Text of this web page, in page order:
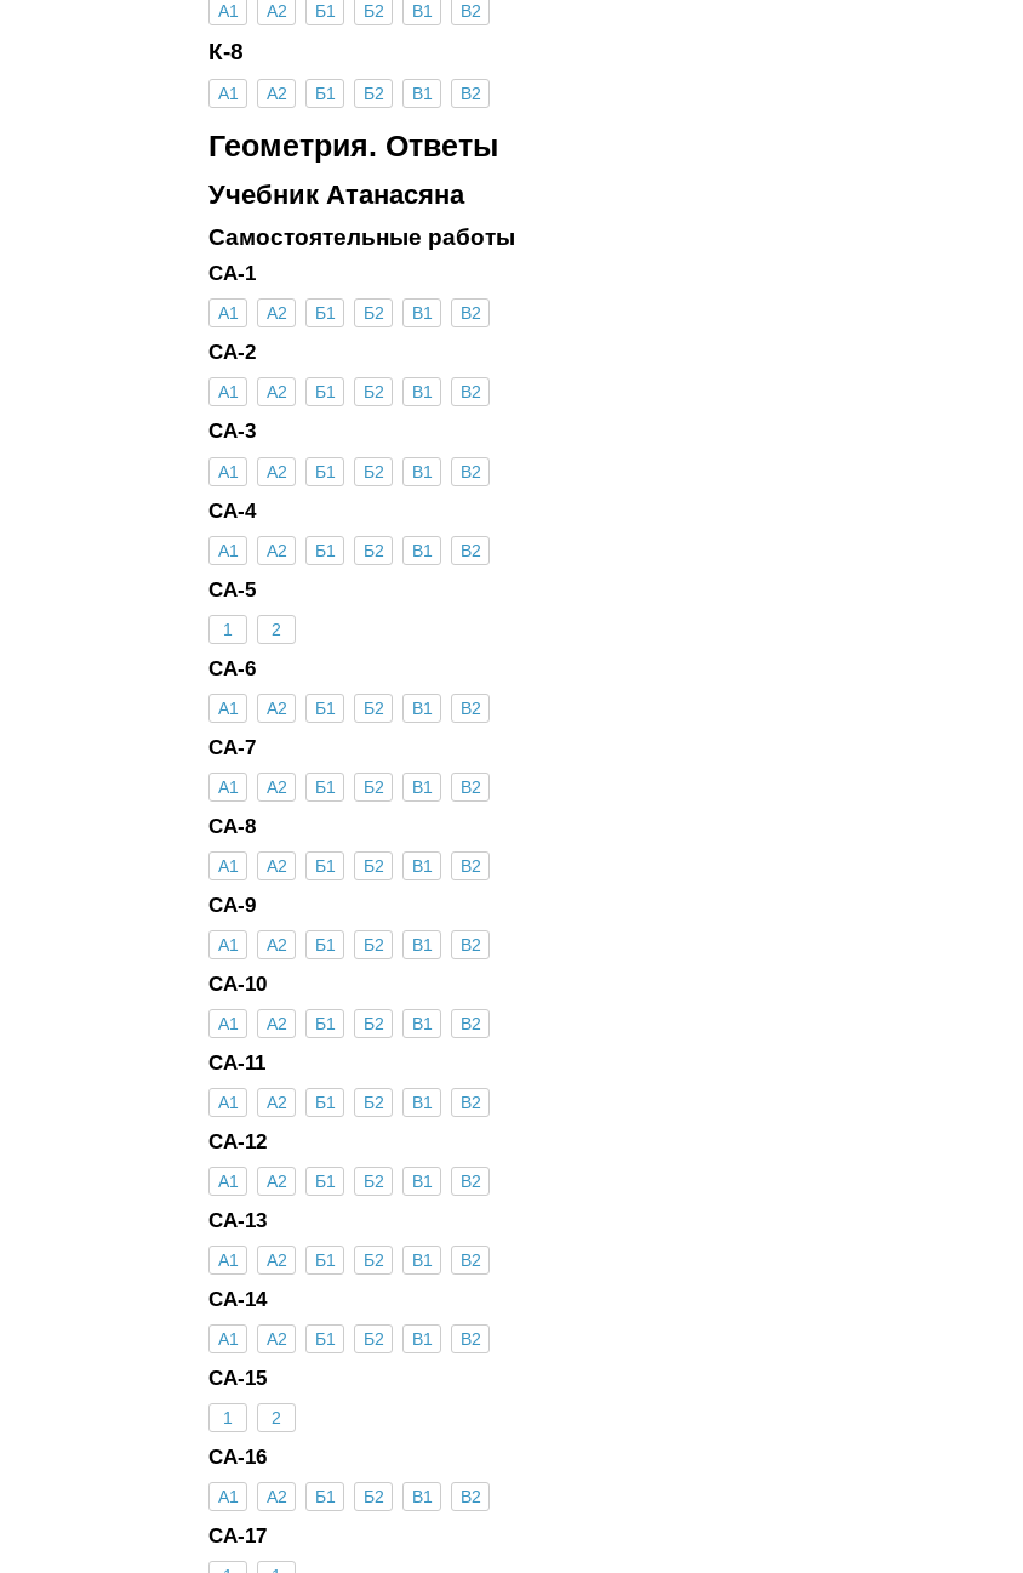
А1 А2 Б1 Б2 В1 В2
К-8
А1 А2 Б1 Б2 В1 В2
Геометрия. Ответы
Учебник Атанасяна
Самостоятельные работы
СА-1
А1 А2 Б1 Б2 В1 В2
СА-2
А1 А2 Б1 Б2 В1 В2
СА-3
А1 А2 Б1 Б2 В1 В2
СА-4
А1 А2 Б1 Б2 В1 В2
СА-5
1 2
СА-6
А1 А2 Б1 Б2 В1 В2
СА-7
А1 А2 Б1 Б2 В1 В2
СА-8
А1 А2 Б1 Б2 В1 В2
СА-9
А1 А2 Б1 Б2 В1 В2
СА-10
А1 А2 Б1 Б2 В1 В2
СА-11
А1 А2 Б1 Б2 В1 В2
СА-12
А1 А2 Б1 Б2 В1 В2
СА-13
А1 А2 Б1 Б2 В1 В2
СА-14
А1 А2 Б1 Б2 В1 В2
СА-15
1 2
СА-16
А1 А2 Б1 Б2 В1 В2
СА-17